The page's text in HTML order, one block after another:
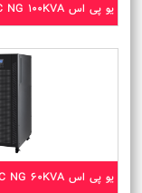
یو پی اس PEC NG 100KVA
یو پی اس PEC NG 60KVA